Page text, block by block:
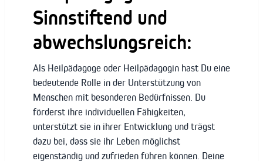
Sinnstiftend und
abwechslungsreich:
Als Heilpädagoge oder Heilpädagogin hast Du eine
bedeutende Rolle in der Unterstützung von
Menschen mit besonderen Bedürfnissen. Du
förderst ihre individuellen Fähigkeiten,
unterstützt sie in ihrer Entwicklung und trägst
dazu bei, dass sie ihr Leben möglichst
eigenständig und zufrieden führen können. Deine